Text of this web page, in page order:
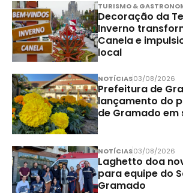
TURISMO &
Decoração da
Inverno
Canela e
local
NOTÍCIAS03/08/2026
Prefeitura de
lançamento do
de Gramado em
NOTÍCIAS03/08/2026
Laghetto doa
para equipe do
Gramado